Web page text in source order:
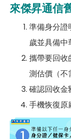
來傑昇通信
準備身分
歲並具備中
攜帶要回收
測估價（不
確認回收金
手機恢復原